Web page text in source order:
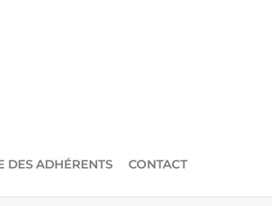
DES ADHÉRENTS CONTACT